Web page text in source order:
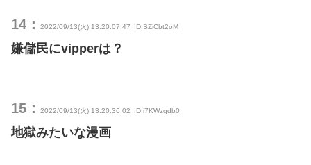
14： 2022/09/13(火) 13:20:07.47 ID:SZiCbt2oM
嫌儲民にvipperは？
15： 2022/09/13(火) 13:20:36.02 ID:i7KWzqdb0
地獄みたいな漫画